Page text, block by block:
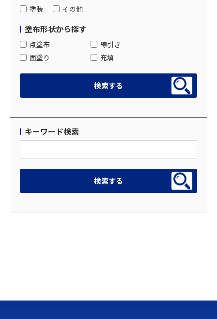
塗装
その他
塗布形状から探す
点塗布
線引き
面塗り
充填
キーワード検索